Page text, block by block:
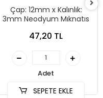
Çap: 12mm x Kalınlık:
3mm Neodyum Mıknatıs
47,20 TL
Adet
SEPETE EKLE